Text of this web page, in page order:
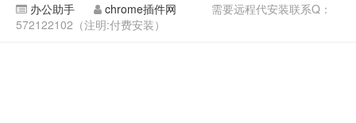
办公助手 chrome插件网
需要远程代安装联系Q：
572122102（注明:付费安装）